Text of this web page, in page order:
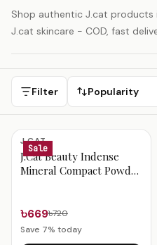
Shop authentic J.cat products
J.cat skincare - COD, fast
Filter Popularity
J.cat Products
Sale
J.CAT
J.Cat Beauty Indense
Mineral Compact Powder
৳669৳720
Save 7% today